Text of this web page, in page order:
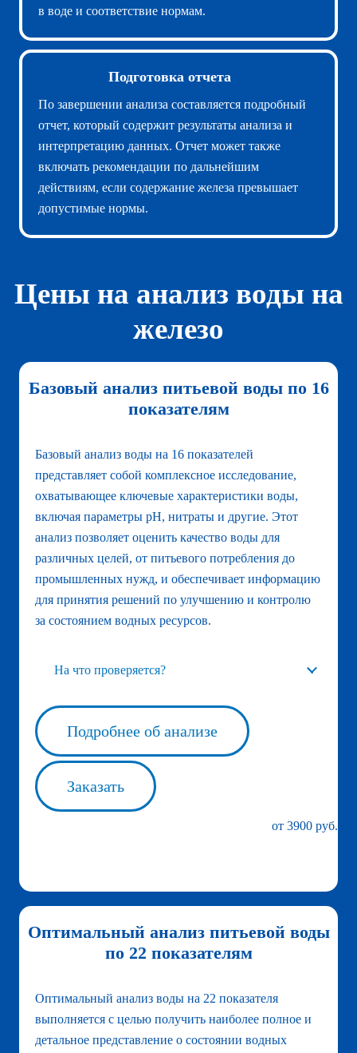
в воде и соответствие нормам.
Подготовка отчета
По завершении анализа составляется подробный
отчет, который содержит результаты анализа и
интерпретацию данных. Отчет может также
включать рекомендации по дальнейшим
действиям, если содержание железа превышает
допустимые нормы.
Цены на анализ воды на
железо
Базовый анализ питьевой воды по 16
показателям
Базовый анализ воды на 16 показателей
представляет собой комплексное исследование,
охватывающее ключевые характеристики воды,
включая параметры pH, нитраты и другие. Этот
анализ позволяет оценить качество воды для
различных целей, от питьевого потребления до
промышленных нужд, и обеспечивает информацию
для принятия решений по улучшению и контролю
за состоянием водных ресурсов.
На что проверяется?
Подробнее об анализе
Заказать
от 3900 руб.
Оптимальный анализ питьевой воды
по 22 показателям
Оптимальный анализ воды на 22 показателя
выполняется с целью получить наиболее полное и
детальное представление о состоянии водных